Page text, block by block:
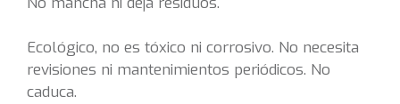
Ecológico, no es tóxico ni corrosivo. No necesita
revisiones ni mantenimientos periódicos. No
caduca.